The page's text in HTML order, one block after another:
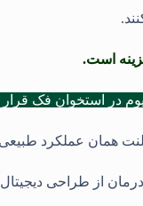
است.
در استخوان فک
همان عملکرد
از طراحی